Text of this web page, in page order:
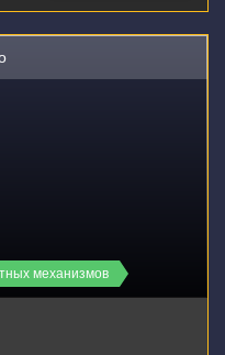
механизмов